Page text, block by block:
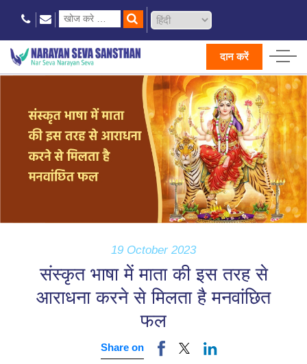
दान करें
19 October 2023
संस्कृत भाषा में माता की इस तरह से
आराधना करने से मिलता है मनवांछित
फल
Share on